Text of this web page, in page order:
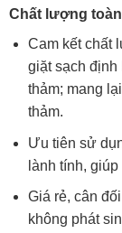
Chất lượng
Cam kết chất
giặt sạch
thảm; mang
thảm.
Ưu tiên sử
lành tính,
Giá rẻ, cân
không phát